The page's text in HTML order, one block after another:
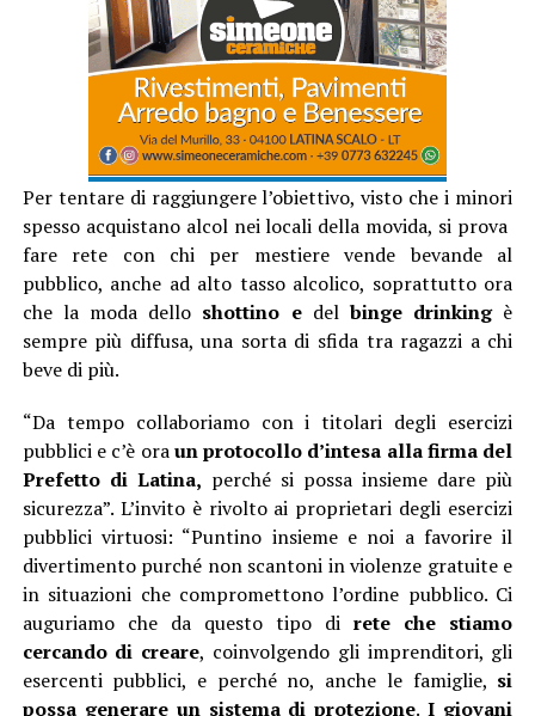
Per tentare di raggiungere l’obiettivo, visto che i minori
spesso acquistano alcol nei locali della movida, si prova
fare rete con chi per mestiere vende bevande al
pubblico, anche ad alto tasso alcolico, soprattutto ora
che la moda dello shottino e delbinge drinkingè
sempre più diffusa, una sorta di sfida tra ragazzi a chi
beve di più.
“Da tempo collaboriamo con i titolari degli esercizi
pubblici e c’è oraun protocollo d’intesa alla firma del
Prefetto di Latina, perché si possa insieme dare più
sicurezza”. L’invito è rivolto ai proprietari degli esercizi
pubblici virtuosi: “Puntino insieme e noi a favorire il
divertimento purché non scantoni in violenze gratuite e
in situazioni che compromettono l’ordine pubblico. Ci
auguriamo che da questo tipo di rete che stiamo
cercando di creare, coinvolgendo gli imprenditori, gli
esercenti pubblici, e perché no, anche le famiglie, si
possa generare un sistema di protezione.I giovani